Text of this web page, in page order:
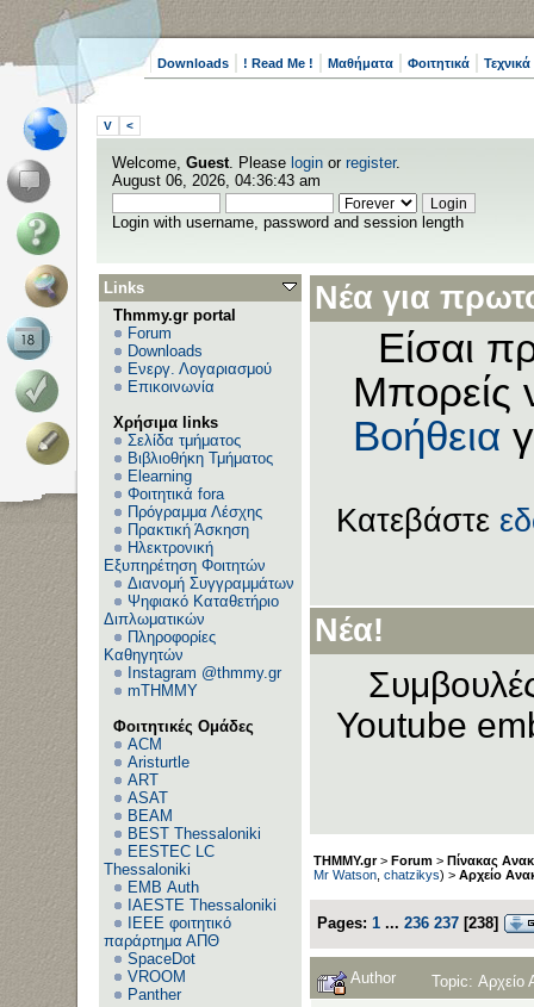
Downloads ! Read Me ! Μαθήματα Φοιτητικά
V <
Welcome, Guest. Please login or register.
August 06, 2026, 04:36:43 am
Login with username, password and session length
Links
Thmmy.gr portal
Forum
Downloads
Ενεργ. Λογαριασμού
Επικοινωνία
Χρήσιμα links
Σελίδα τμήματος
Βιβλιοθήκη Τμήματος
Elearning
Φοιτητικά fora
Πρόγραμμα Λέσχης
Πρακτική Άσκηση
Ηλεκτρονική
Εξυπηρέτηση Φοιτητών
Διανομή Συγγραμμάτων
Ψηφιακό Καταθετήριο
Διπλωματικών
Πληροφορίες
Καθηγητών
Instagram @thmmy.gr
mTHMMY
Φοιτητικές Ομάδες
ACM
Aristurtle
ART
ASAT
BEAM
BEST Thessaloniki
EESTEC LC
Thessaloniki
EΜΒ Auth
IAESTE Thessaloniki
IEEE φοιτητικό
παράρτημα ΑΠΘ
SpaceDot
VROOM
Panther
Νέα για
Είσαι
Μπορείς
Βοήθεια
Κατεβάστε
Νέα!
Youtube
THMMY.gr> Forum > Πίνακας
Mr Watson, chatzikys) > Αρχείο
Pages: 1 ... 236 237 [238]
Author Topic: